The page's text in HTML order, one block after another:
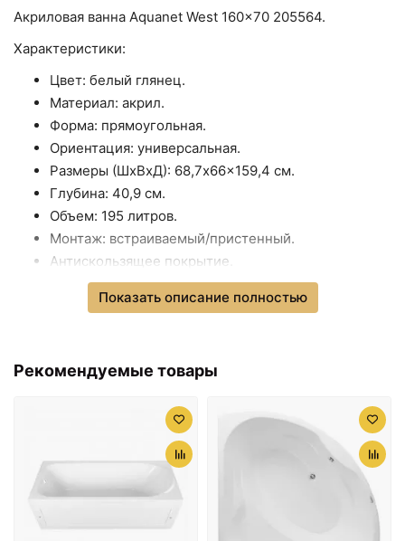
PM Gem A9034300
₽
Haiba HB8406-4 Бронза
Стакан для зубных щеток
Haiba HB8406-7 Черный
матовый
Стакан для зубных щеток
Kaiser KH-1705
Сушилка для белья Fixsen
Hotel FX-31025
Акриловая ванна Aquanet West 160x70 205564.
Характеристики:
Цвет: белый глянец.
Материал: акрил.
Форма: прямоугольная.
Ориентация: универсальная.
Размеры (ШхВхД): 68,7x66x159,4 см.
Глубина: 40,9 см.
Объем: 195 литров.
Монтаж: встраиваемый/пристенный.
Антискользящее покрытие.
В комплекте поставки:Показать описание полностью
Рекомендуемые товары